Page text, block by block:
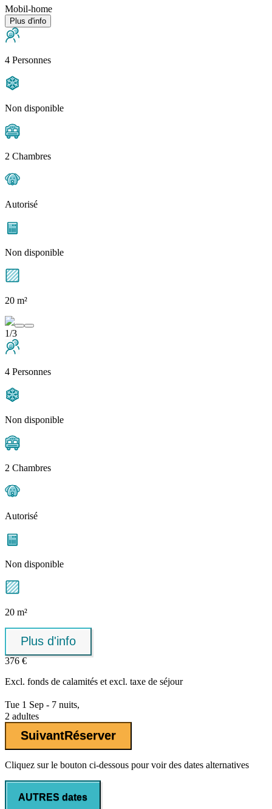
Mobil-home
Plus d'info
4 Personnes
Non disponible
2 Chambres
Autorisé
Non disponible
20 m²
1/3
4 Personnes
Non disponible
2 Chambres
Autorisé
Non disponible
20 m²
Plus d'info
376 €
Excl. fonds de calamités et excl. taxe de séjour
Tue 1 Sep - 7 nuits,
2 adultes
SuivantRéserver
Cliquez sur le bouton ci-dessous pour voir des dates alternatives
AUTRES dates